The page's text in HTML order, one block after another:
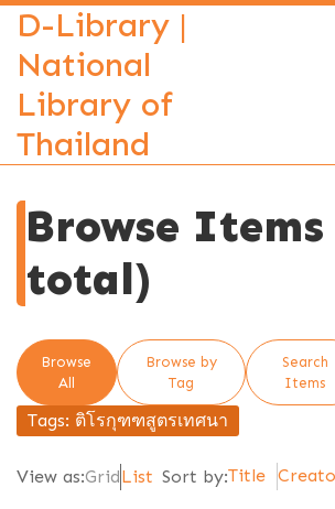
D-Library |
National
Library of
Thailand
Browse Items
total)
Browse
All
Browse by
Tag
Search
Items
Tags: ติโรกุฑฑสูตรเทศนา
View as:GridList Sort by:Title